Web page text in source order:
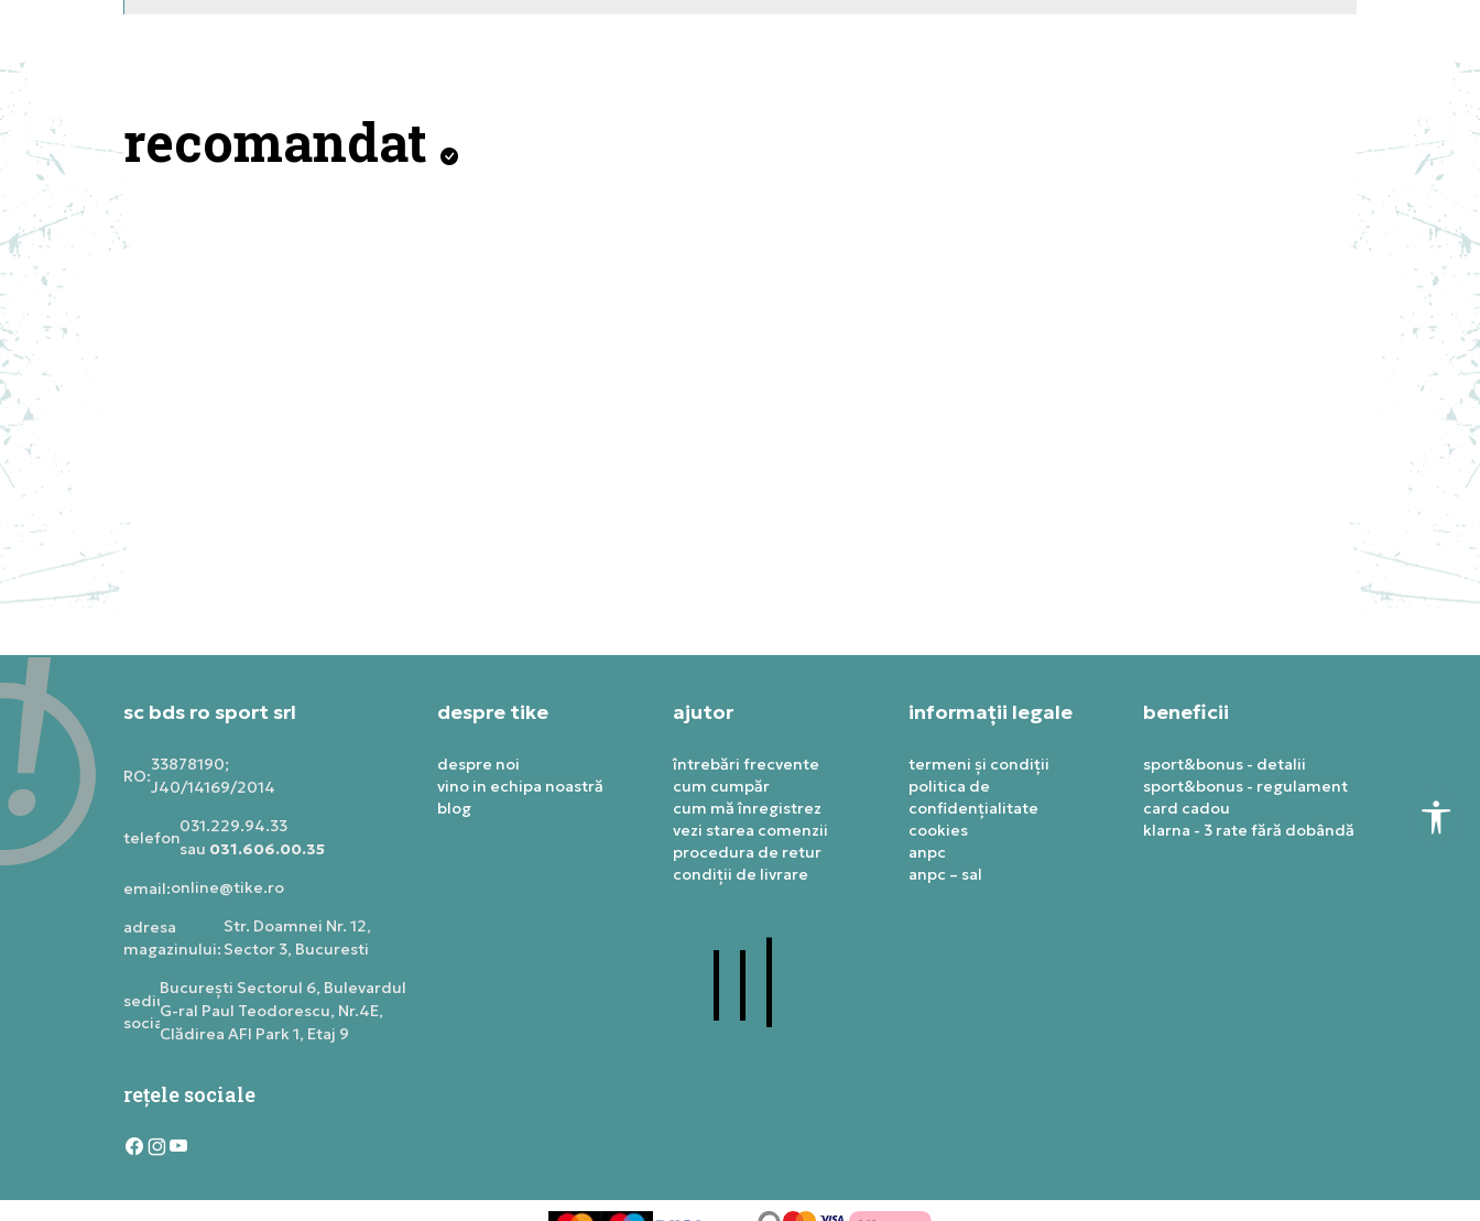
recomandat
sc bds ro sport srl
RO:
33878190;
J40/14169/2014
telefon:
031.229.94.33
sau 031.606.00.35
email:online@tike.ro
adresa
magazinului:
Str. Doamnei Nr. 12,
Sector 3, Bucuresti
sediu
social:
Bucureşti Sectorul 6, Bulevardul
G-ral Paul Teodorescu, Nr.4E,
Clădirea AFI Park 1, Etaj 9
despre tike
despre noi
vino in echipa noastră
blog
ajutor
întrebări frecvente
cum cumpăr
cum mă înregistrez
vezi starea comenzii
procedura de retur
condiții de livrare
informații legale
termeni și condiții
politica de
confidențialitate
cookies
anpc
anpc – sal
beneficii
sport&bonus - detalii
sport&bonus - regulament
card cadou
klarna - 3 rate fără dobândă
rețele sociale